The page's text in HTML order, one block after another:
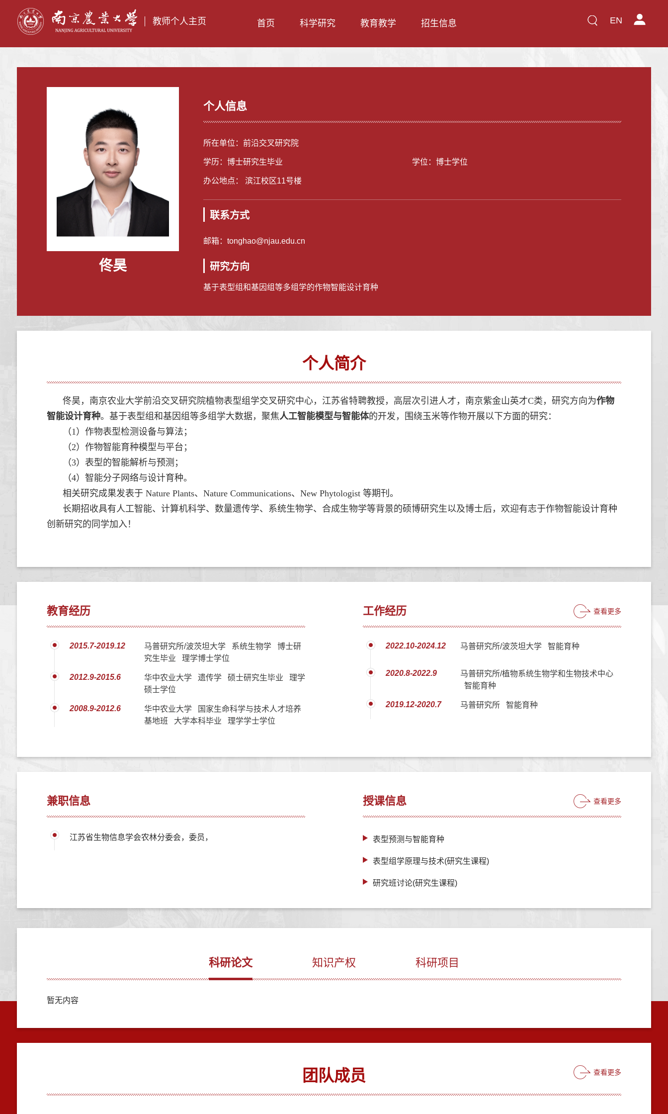
教师个人主页 EN
首页 科学研究 教育教学 招生信息
佟昊
个人信息
所在单位：前沿交叉研究院
学历：博士研究生毕业 学位：博士学位
办公地点： 滨江校区11号楼
联系方式
邮箱： tonghao@njau.edu.cn
研究方向
基于表型组和基因组等多组学的作物智能设计育种
个人简介
佟昊，南京农业大学前沿交叉研究院植物表型组学交叉研究中心，江苏省特聘教授，高层次引进人才，南京紫金山英才C类，研究方向为作物
智能设计育种。基于表型组和基因组等多组学大数据， 聚焦人工智能模型与智能体的开发 ， 围绕玉米等作物开展以下方面的研究：
（1） 作物表型检测设备与算法；
（2）作物智能育种模型与平台；
（3）表型的智能解析与预测；
（4） 智能分子网络与设计育种。
相关研究成果发表于 Nature Plants、 Nature Communications、 New Phytologist 等期刊。
长期招收具有人工智能、计算机科学、数量遗传学、系统生物学、合成生物学等背景的硕博研究生以及博士后，欢迎有志于作物智能设计育种
创新研究的同学加入！
教育经历
2015.7-2019.12
马普研究所/波茨坦大学 系统生物学 博士研
究生毕业 理学博士学位
2012.9-2015.6
华中农业大学 遗传学 硕士研究生毕业 理学
硕士学位
2008.9-2012.6
华中农业大学 国家生命科学与技术人才培养
基地班 大学本科毕业 理学学士学位
工作经历 查看更多
2022.10-2024.12 马普研究所/波茨坦大学 智能育种
2020.8-2022.9
马普研究所/植物系统生物学和生物技术中心
智能育种
2019.12-2020.7 马普研究所 智能育种
兼职信息
江苏省生物信息学会农林分委会，委员，
授课信息 查看更多
表型预测与智能育种
表型组学原理与技术(研究生课程)
研究班讨论(研究生课程)
科研论文 知识产权 科研项目
暂无内容
团队成员 查看更多